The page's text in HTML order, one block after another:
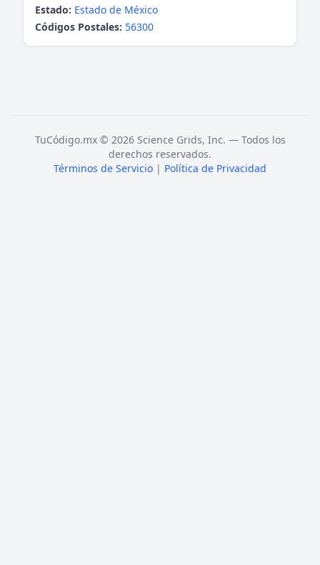
Estado: Estado de México
Códigos Postales: 56300
TuCódigo.mx © 2026 Science Grids, Inc. — Todos los
derechos reservados.
Términos de Servicio | Política de Privacidad